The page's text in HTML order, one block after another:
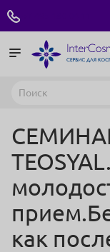
как